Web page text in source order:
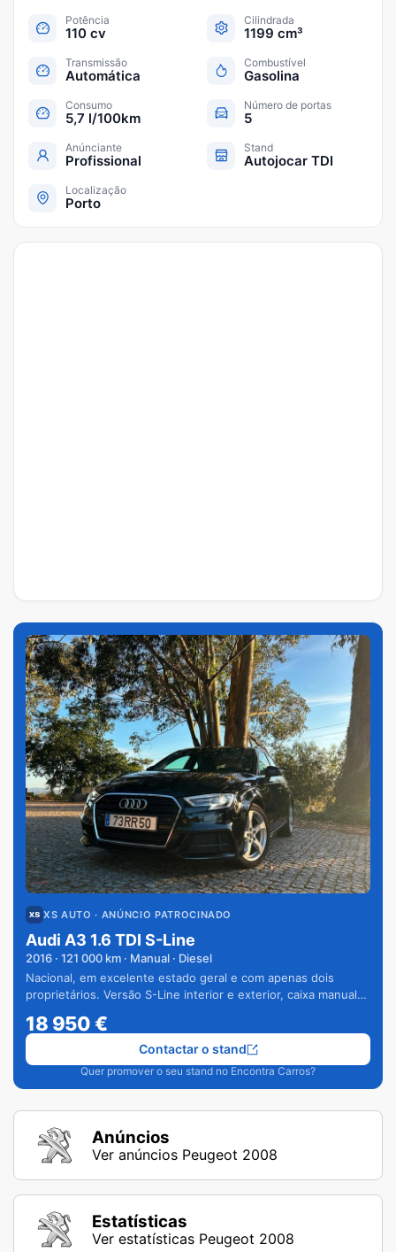
Potência
110 cv
Cilindrada
1199 cm³
Transmissão
Automática
Combustível
Gasolina
Consumo
5,7 l/100km
Número de portas
5
Anúnciante
Profissional
Stand
Autojocar TDI
Localização
Porto
XS AUTO · ANÚNCIO PATROCINADO
Audi A3 1.6 TDI S-Line
2016 · 121 000 km · Manual · Diesel
Nacional, em excelente estado geral e com apenas dois
proprietários. Versão S-Line interior e exterior, caixa manual
18 950€
Quer promover o seu stand no Encontra Carros?
Contactar o stand
Anúncios
Ver anúncios Peugeot 2008
Estatísticas
Ver estatísticas Peugeot 2008